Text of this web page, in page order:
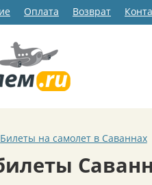
Оплата Возврат
Билеты на самолет в Саваннах